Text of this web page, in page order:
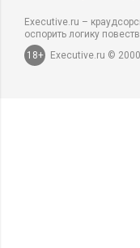
Executive.ru –
оспорить логику
18+
Executive.ru ©